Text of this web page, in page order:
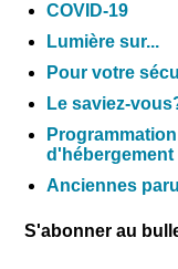
COVID-19
Lumière sur...
Pour votre
Le saviez-
d'hébergement
Anciennes
S'abonner au